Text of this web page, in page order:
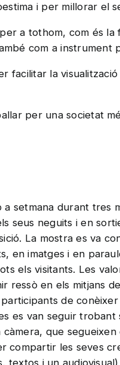
i per millorar el
a tothom, com és
com a instrument
facilitar la visualització
per una societat
setmana durant tres
seus neguits i en
La mostra es va
en imatges i en
els visitants. Les
en els mitjans
de
es van seguir
que
les seves
textos i un